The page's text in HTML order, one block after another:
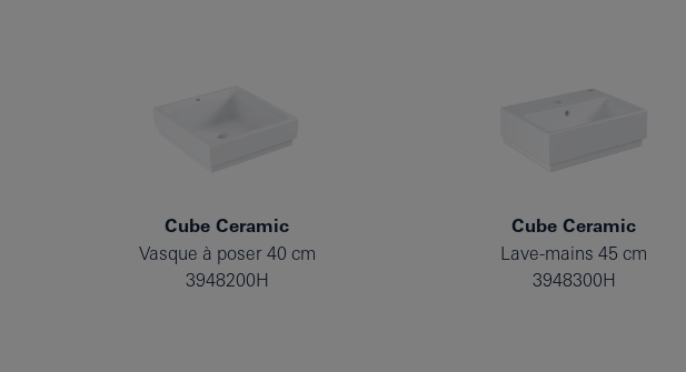
Cube Ceramic
Vasque à poser 40 cm
3948200H
Cube Ceramic
Lave-mains 45 cm
3948300H